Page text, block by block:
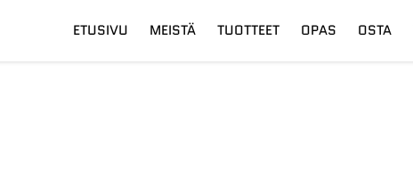
ETUSIVU MEISTÄ TUOTTEET OPAS OSTA